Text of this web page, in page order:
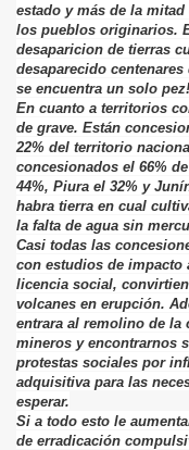
estado y más de la
los pueblos originarios.
desaparicion de tierras
desaparecido
se encuentra un solo pez!
En cuanto a territorios
de grave. Están
22% del territorio
concesionados el 66%
44%, Piura el 32% y
habra tierra en cual
la falta de agua sin
Casi todas las
con estudios de impacto
licencia social,
volcanes en erupción.
entrara al remolino de
mineros y encontrarnos
protestas sociales por
adquisitiva para las
esperar.
Si a todo esto le
de erradicación